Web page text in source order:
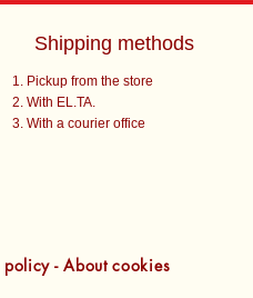
Shipping methods
Pickup from the store
With EL.TA.
With a courier office
policy - About cookies